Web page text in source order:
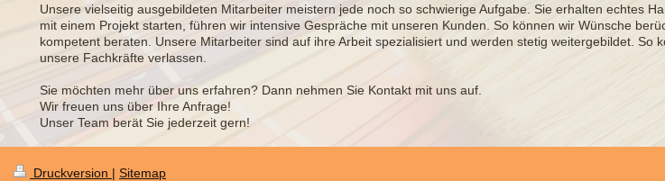
Unsere vielseitig ausgebildeten Mitarbeiter meistern jede noch so schwierige Aufgabe. Sie erhalten echtes
mit einem Projekt starten, führen wir intensive Gespräche mit unseren Kunden. So können wir Wünsche
kompetent beraten. Unsere Mitarbeiter sind auf ihre Arbeit spezialisiert und werden stetig weitergebildet. So
unsere Fachkräfte verlassen.
Sie möchten mehr über uns erfahren? Dann nehmen Sie Kontakt mit uns auf.
Wir freuen uns über Ihre Anfrage!
Unser Team berät Sie jederzeit gern!
Druckversion | Sitemap